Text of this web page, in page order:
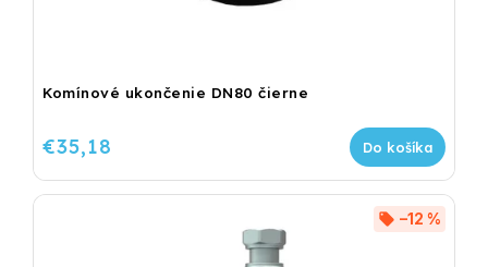
Komínové ukončenie DN80 čierne
€35,18 Do košíka
–12 %